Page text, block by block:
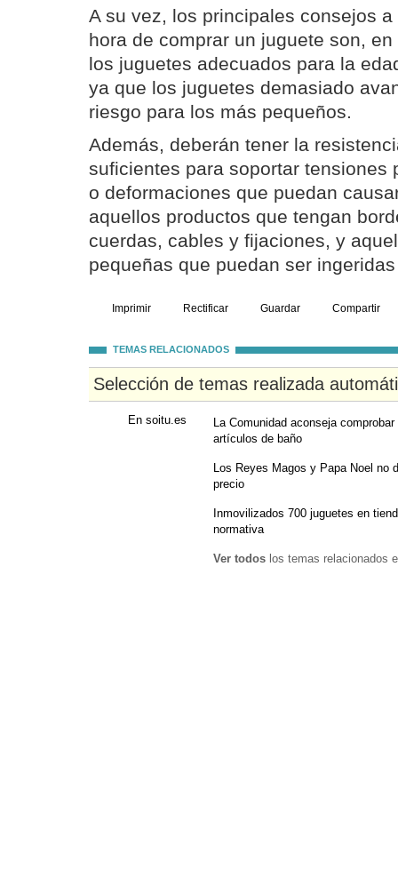
A su vez, los principales consejos
hora de comprar un juguete son,
los juguetes adecuados para la
ya que los juguetes demasiado
riesgo para los más pequeños.
Además, deberán tener la
suficientes para soportar tensiones
o deformaciones que puedan
aquellos productos que tengan
cuerdas, cables y fijaciones, y
pequeñas que puedan ser
Imprimir Rectificar Guardar Compartir
TEMAS RELACIONADOS
Selección de temas realizada
En soitu.es
La Comunidad aconseja
artículos de baño
Los Reyes Magos y Papa Noel no
precio
Inmovilizados 700 juguetes en
normativa
Ver todos los temas relacionados